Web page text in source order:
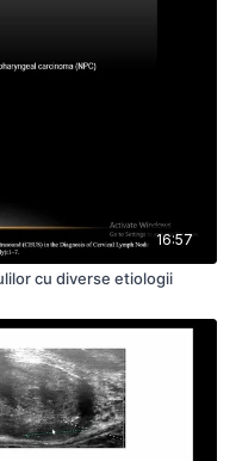
16:57
cu diverse etiologii